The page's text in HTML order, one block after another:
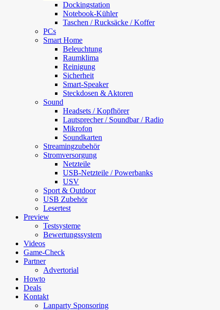
Dockingstation
Notebook-Kühler
Taschen / Rucksäcke / Koffer
PCs
Smart Home
Beleuchtung
Raumklima
Reinigung
Sicherheit
Smart-Speaker
Steckdosen & Aktoren
Sound
Headsets / Kopfhörer
Lautsprecher / Soundbar / Radio
Mikrofon
Soundkarten
Streamingzubehör
Stromversorgung
Netzteile
USB-Netzteile / Powerbanks
USV
Sport & Outdoor
USB Zubehör
Lesertest
Preview
Testsysteme
Bewertungssystem
Videos
Game-Check
Partner
Advertorial
Howto
Deals
Kontakt
Lanparty Sponsoring